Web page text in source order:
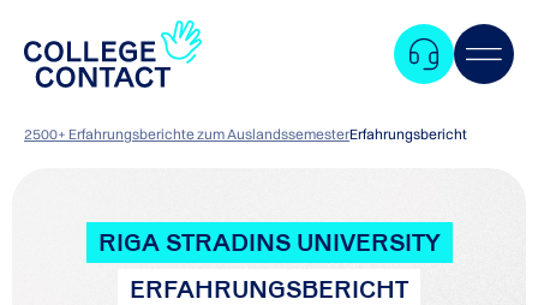
2500+ Erfahrungsberichte zum AuslandssemesterErfahrungsbericht
RIGA STRADINS UNIVERSITY
ERFAHRUNGSBERICHT